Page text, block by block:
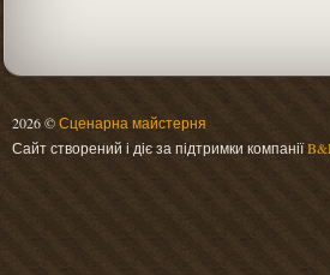
2026 ©Сценарна майстерня
Сайт створений і діє за підтримки компанії